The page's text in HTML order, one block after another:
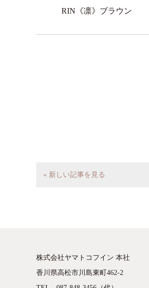
RIN《凛》ブラウン
« 新しい記事を見る
株式会社ヤマトコフイン 本社
香川県高松市川島東町462-2